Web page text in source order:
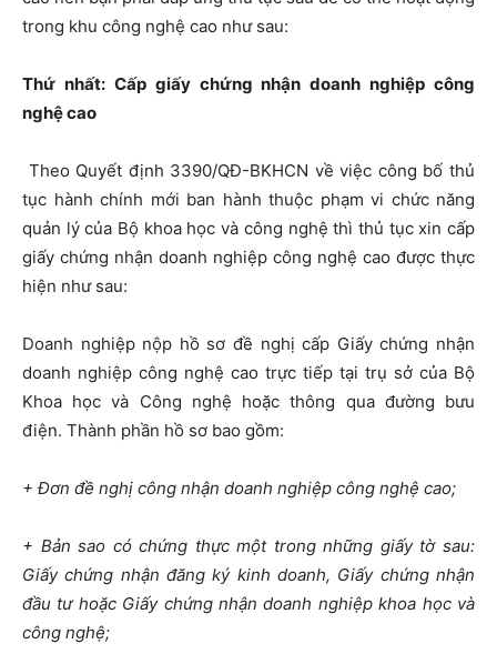
trong khu công nghệ cao như sau:
Thứ nhất: Cấp giấy chứng nhận doanh nghiệp công
nghệ cao
Theo Quyết định 3390/QĐ-BKHCN về việc công bố thủ
tục hành chính mới ban hành thuộc phạm vi chức năng
quản lý của Bộ khoa học và công nghệ thì thủ tục xin cấp
giấy chứng nhận doanh nghiệp công nghệ cao được thực
hiện như sau:
Doanh nghiệp nộp hồ sơ đề nghị cấp Giấy chứng nhận
doanh nghiệp công nghệ cao trực tiếp tại trụ sở của Bộ
Khoa học và Công nghệ hoặc thông qua đường bưu
điện. Thành phần hồ sơ bao gồm:
+ Đơn đề nghị công nhận doanh nghiệp công nghệ cao;
+ Bản sao có chứng thực một trong những giấy tờ sau:
Giấy chứng nhận đăng ký kinh doanh, Giấy chứng nhận
đầu tư hoặc Giấy chứng nhận doanh nghiệp khoa học và
công nghệ;